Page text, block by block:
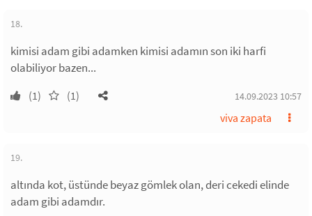
18.
kimisi adam gibi adamken kimisi adamın son iki harfi
olabiliyor bazen...
(1) (1) 14.09.2023 10:57
viva zapata
19.
altında kot, üstünde beyaz gömlek olan, deri cekedi elinde
adam gibi adamdır.